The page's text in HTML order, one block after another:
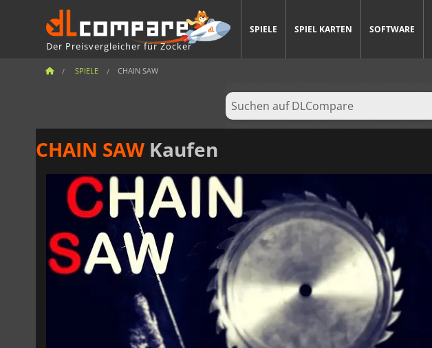
Der Preisvergleicher für Zocker
SPIELE SPIEL KARTEN SOFTWARE
SPIELE CHAIN SAW
CHAIN SAW Kaufen